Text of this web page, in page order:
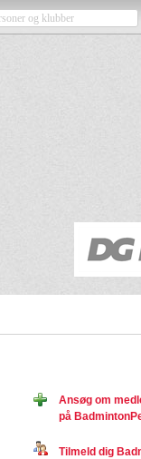
Ansøg om
på
Tilmeld dig